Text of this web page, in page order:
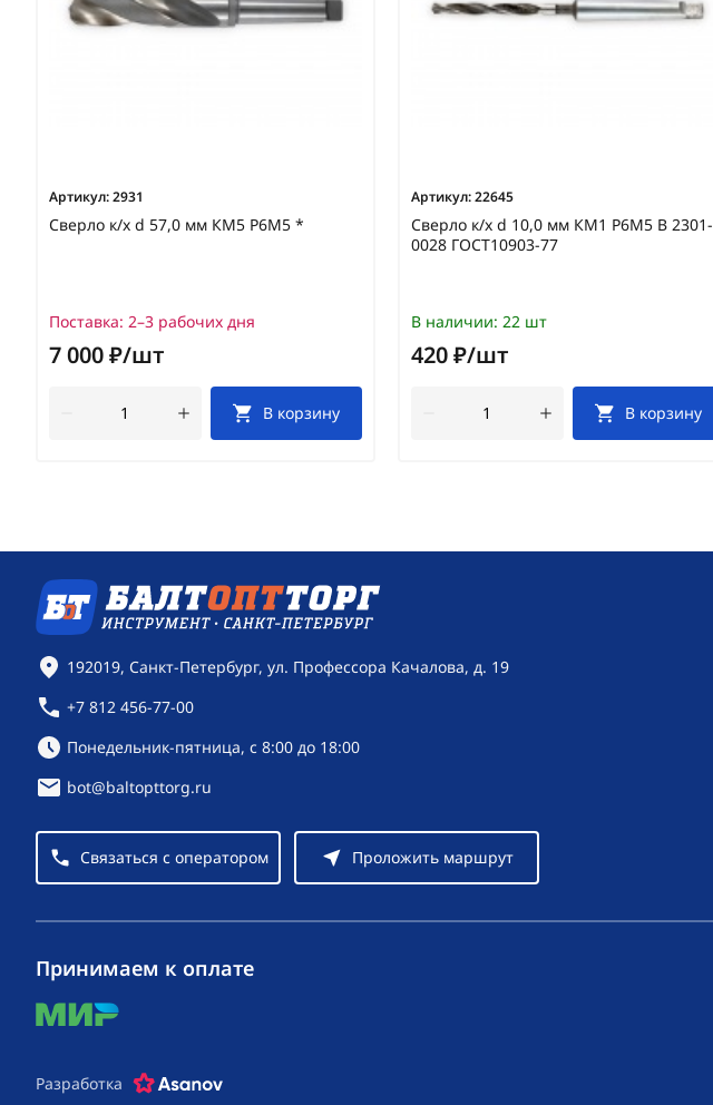
Артикул:2931
Сверло к/х d 57,0 мм КМ5 Р6М5 *
Поставка: 2–3 рабочих дня
7 000 ₽/шт
В корзину
Артикул:22645
Сверло к/х d 10,0 мм КМ1 Р6М5 В 2301-
0028 ГОСТ10903-77
В наличии: 22 шт
420 ₽/шт
В корзину
Контактная информация
192019, Санкт-Петербург, ул. Профессора Качалова, д. 19
+7 812 456-77-00
Режим работы:
Понедельник-пятница, с 8:00 до 18:00
bot@baltopttorg.ru
Связаться с оператором Проложить маршрут
Принимаем к оплате
mir
Разработка